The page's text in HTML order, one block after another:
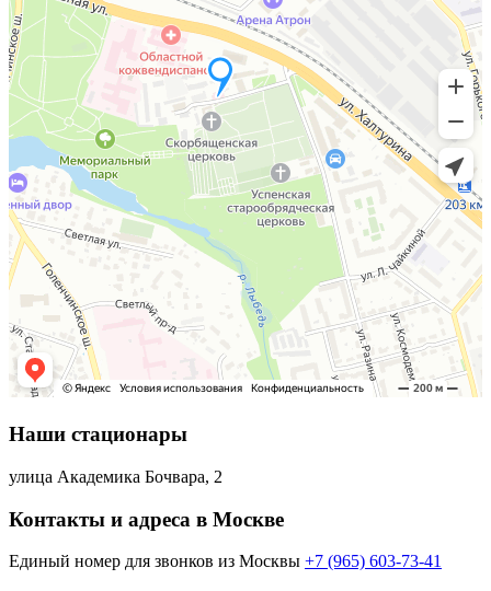
Наши стационары
улица Академика Бочвара, 2
Контакты и адреса в Москве
Единый номер для звонков из Москвы +7 (965) 603-73-41